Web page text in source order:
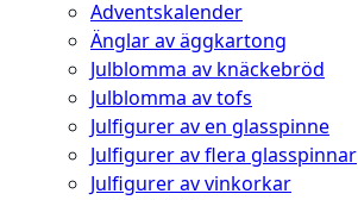
Adventskalender
Änglar av äggkartong
Julblomma av knäckebröd
Julblomma av tofs
Julfigurer av en glasspinne
Julfigurer av flera glasspinnar
Julfigurer av vinkorkar